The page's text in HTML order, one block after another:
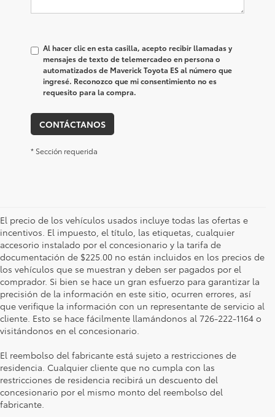
Al hacer clic en esta casilla, acepto recibir llamadas y
mensajes de texto de telemercadeo en persona o
automatizados de Maverick Toyota ES al número que
ingresé. Reconozco que mi consentimiento no es
requesito para la compra.
CONTÁCTANOS
* Sección requerida
El precio de los vehículos usados incluye todas las ofertas e
incentivos. El impuesto, el título, las etiquetas, cualquier
accesorio instalado por el concesionario y la tarifa de
documentación de $225.00 no están incluidos en los precios de
los vehículos que se muestran y deben ser pagados por el
comprador. Si bien se hace un gran esfuerzo para garantizar la
precisión de la información en este sitio, ocurren errores, así
que verifique la información con un representante de servicio al
cliente. Esto se hace fácilmente llamándonos al 726-222-1164 o
visitándonos en el concesionario.
El reembolso del fabricante está sujeto a restricciones de
residencia. Cualquier cliente que no cumpla con las
restricciones de residencia recibirá un descuento del
concesionario por el mismo monto del reembolso del
fabricante.